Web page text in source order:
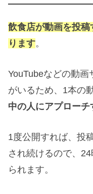
飲食店が動画を投
ります。
YouTubeなどの動
がいるため、1本の
中の人にアプロー
1度公開すれば、投
され続けるので、
られます。